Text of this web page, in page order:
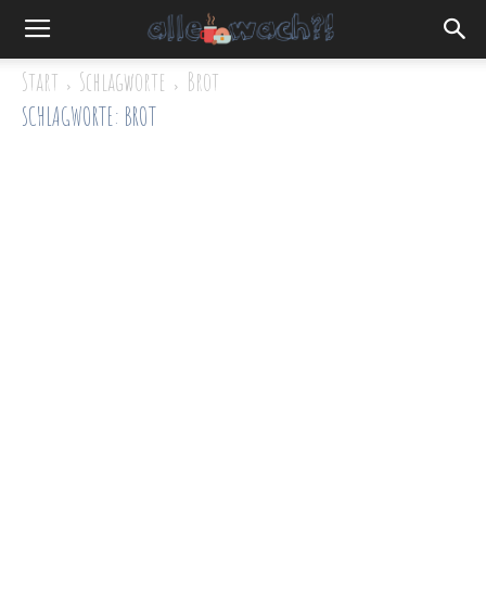
Start Schlagworte
Brot
SCHLAGWORTE: BROT